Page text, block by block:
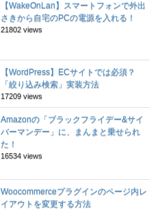
【WakeOnLan】スマートフォンで外出
さきから自宅のPCの電源を入れる！
21802 views
【WordPress】ECサイトでは必須？
「絞り込み検索」実装方法
17209 views
Amazonの「ブラックフライデー&サイ
バーマンデー」に、まんまと乗せられ
た！
16534 views
Woocommerceプラグインのページ内レ
イアウトを変更する方法